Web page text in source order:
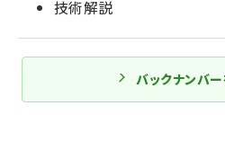
技術解説
バックナンバ